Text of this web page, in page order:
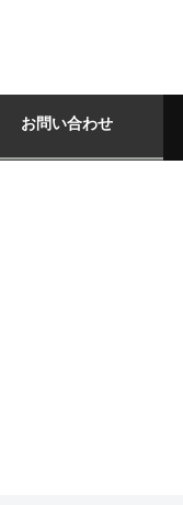
お問い合わせ